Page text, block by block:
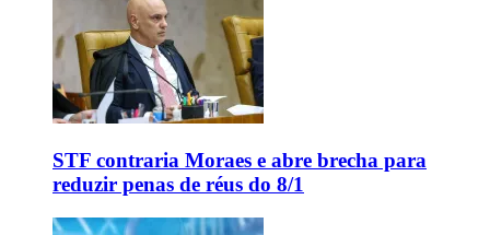
STF contraria Moraes e abre brecha para
reduzir penas de réus do 8/1